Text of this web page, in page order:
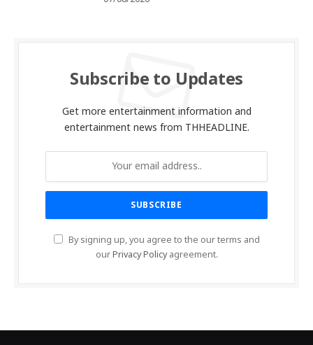
Subscribe to Updates
Get more entertainment information and
entertainment news from THHEADLINE.
By signing up, you agree to the our terms and
ourPrivacy Policyagreement.